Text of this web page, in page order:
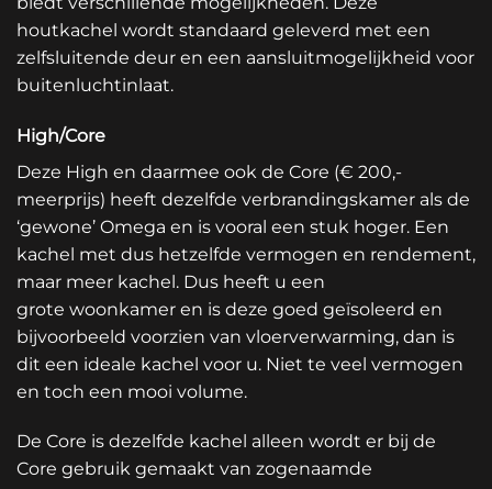
houtkachel wordt standaard geleverd met een
zelfsluitende deur en een aansluitmogelijkheid voor
buitenluchtinlaat.
High/Core
Deze High en daarmee ook de Core (€ 200,-
meerprijs) heeft dezelfde verbrandingskamer als de
‘gewone’ Omega en is vooral een stuk hoger. Een
kachel met dus hetzelfde vermogen en rendement,
maar meer kachel. Dus heeft u een
grote woonkamer en is deze goed geïsoleerd en
bijvoorbeeld voorzien van vloerverwarming, dan is
dit een ideale kachel voor u. Niet te veel vermogen
en toch een mooi volume.
De Core is dezelfde kachel alleen wordt er bij de
Core gebruik gemaakt van zogenaamde